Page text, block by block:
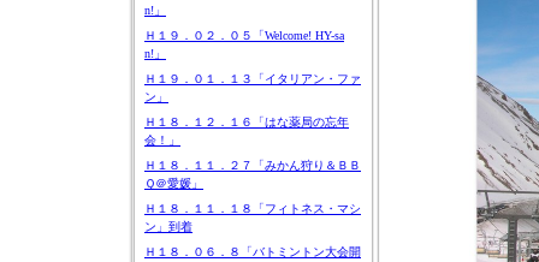
n!」
Ｈ１９．０２．０５「Welcome! HY-sa
n!」
Ｈ１９．０１．１３「イタリアン・ファ
ン」
Ｈ１８．１２．１６「はな薬局の忘年
会！」
Ｈ１８．１１．２７「みかん狩り＆ＢＢ
Ｑ＠愛媛」
Ｈ１８．１１．１８「フィトネス・マシ
ン」到着
Ｈ１８．０６．８「バトミントン大会開